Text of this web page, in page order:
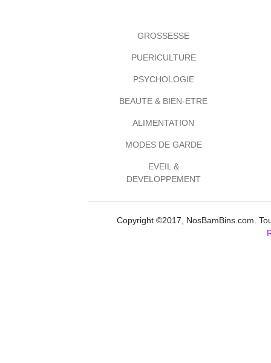
GROSSESSE
PUERICULTURE
PSYCHOLOGIE
BEAUTE & BIEN-ETRE
ALIMENTATION
MODES DE GARDE
EVEIL &
DEVELOPPEMENT
Copyright ©2017, NosBamBins.com.